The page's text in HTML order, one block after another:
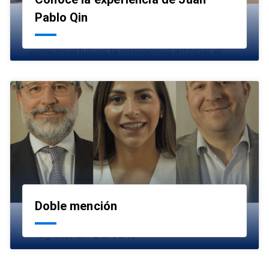
Pablo Qin
Doble mención